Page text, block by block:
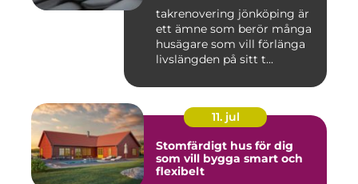
takrenovering jönköping är
ett ämne som berör många
husägare som vill förlänga
livslängden på sitt t...
11. jul
Stomfärdigt hus för dig
som vill bygga smart och
flexibelt